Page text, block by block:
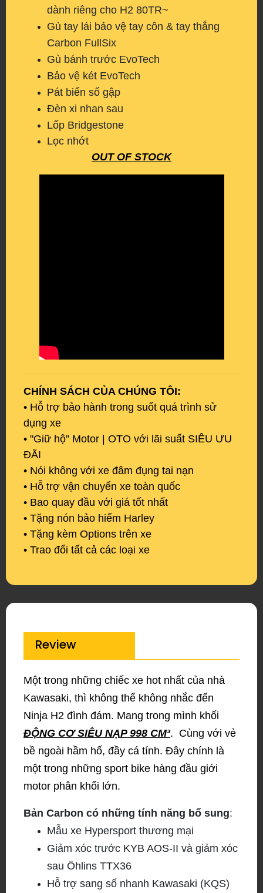
dành riêng cho H2 80TR~
Gù tay lái bảo vệ tay côn & tay thắng
Carbon FullSix
Gù bánh trước EvoTech
Bảo vệ két EvoTech
Pát biển số gập
Đèn xi nhan sau
Lốp Bridgestone
Lọc nhớt
OUT OF STOCK
CHÍNH SÁCH CỦA CHÚNG TÔI:
• Hỗ trợ bảo hành trong suốt quá trình sử
dụng xe
• "Giữ hộ” Motor | OTO với lãi suất SIÊU ƯU
ĐÃI
• Nói không với xe đâm đụng tai nạn
• Hỗ trợ vận chuyển xe toàn quốc
• Bao quay đầu với giá tốt nhất
• Tặng nón bảo hiểm Harley
• Tặng kèm Options trên xe
• Trao đổi tất cả các loại xe
Review
Một trong những chiếc xe hot nhất của nhà
Kawasaki, thì không thể không nhắc đến
Ninja H2 đình đám. Mang trong mình khối
ĐỘNG CƠ SIÊU NẠP 998 CM³. Cùng với vẻ
bề ngoài hầm hố, đầy cá tính. Đây chính là
một trong những sport bike hàng đầu giới
motor phân khối lớn.
Bản Carbon có những tính năng bổ sung:
Mẫu xe Hypersport thương mại
Giảm xóc trước KYB AOS-II và giảm xóc
sau Öhlins TTX36
Hỗ trợ sang số nhanh Kawasaki (KQS)